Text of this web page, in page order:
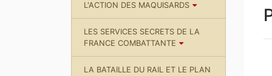
L'ACTION DES MAQUISARDS
LES SERVICES SECRETS DE LA
FRANCE COMBATTANTE
LA BATAILLE DU RAIL ET LE PLAN